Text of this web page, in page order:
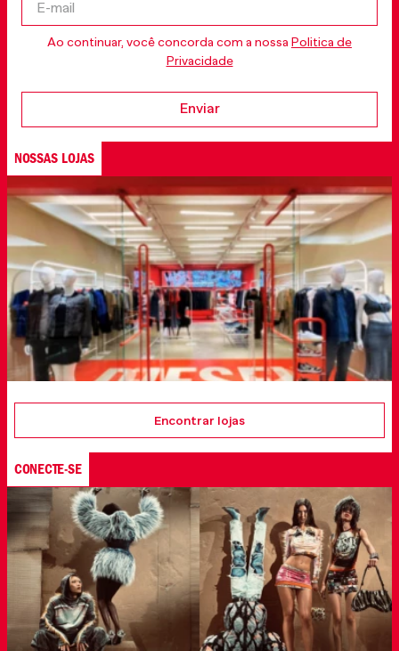
Ao continuar, você concorda com a nossa Politica de
Privacidade
Enviar
NOSSAS LOJAS
Encontrar lojas
CONECTE-SE